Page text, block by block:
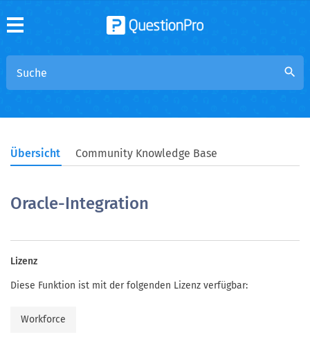
search
Übersicht Community Knowledge Base
Oracle-Integration
Lizenz
Diese Funktion ist mit der folgenden Lizenz verfügbar:
Workforce